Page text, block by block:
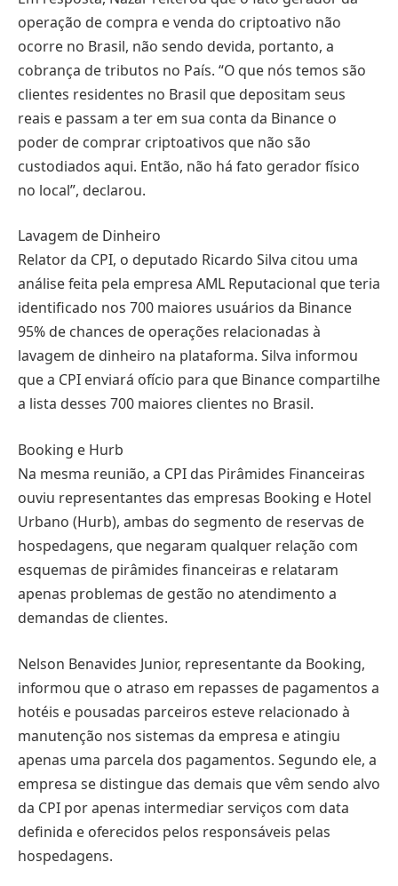
operação de compra e venda do criptoativo não
ocorre no Brasil, não sendo devida, portanto, a
cobrança de tributos no País. “O que nós temos são
clientes residentes no Brasil que depositam seus
reais e passam a ter em sua conta da Binance o
poder de comprar criptoativos que não são
custodiados aqui. Então, não há fato gerador físico
no local”, declarou.
Lavagem de Dinheiro
Relator da CPI, o deputado Ricardo Silva citou uma
análise feita pela empresa AML Reputacional que teria
identificado nos 700 maiores usuários da Binance
95% de chances de operações relacionadas à
lavagem de dinheiro na plataforma. Silva informou
que a CPI enviará ofício para que Binance compartilhe
a lista desses 700 maiores clientes no Brasil.
Booking e Hurb
Na mesma reunião, a CPI das Pirâmides Financeiras
ouviu representantes das empresas Booking e Hotel
Urbano (Hurb), ambas do segmento de reservas de
hospedagens, que negaram qualquer relação com
esquemas de pirâmides financeiras e relataram
apenas problemas de gestão no atendimento a
demandas de clientes.
Nelson Benavides Junior, representante da Booking,
informou que o atraso em repasses de pagamentos a
hotéis e pousadas parceiros esteve relacionado à
manutenção nos sistemas da empresa e atingiu
apenas uma parcela dos pagamentos. Segundo ele, a
empresa se distingue das demais que vêm sendo alvo
da CPI por apenas intermediar serviços com data
definida e oferecidos pelos responsáveis pelas
hospedagens.